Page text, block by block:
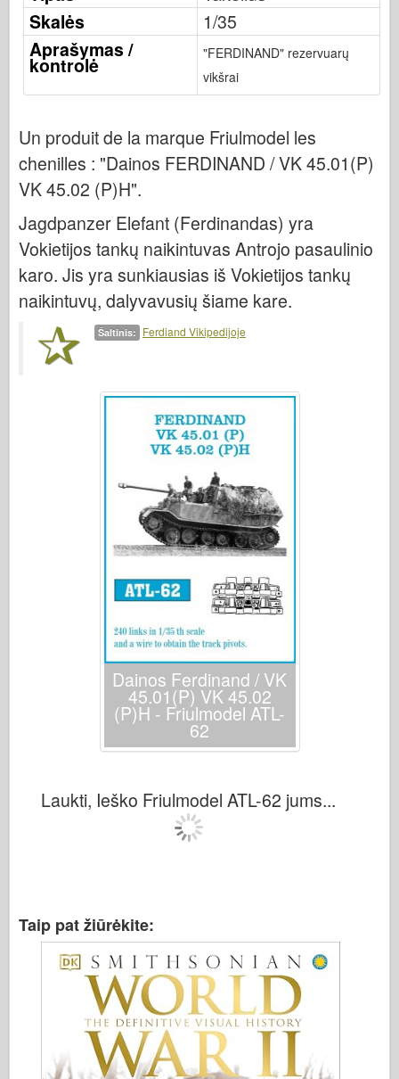
E.T. Modelis
Smulkios pelėsiai
Hasegawa provincija
Heleris
HobbyBoss provincija
IBG modeliai
Tcm
Italeri
Legenda
Meng modelis
Albumai-Nuotraukos
Vaikščioti aplink
Skalės
1/35
Aprašymas /
kontrolė
"FERDINAND" rezervuarų
vikšrai
Un produit de la marque Friulmodel les
chenilles : "Dainos FERDINAND / VK 45.01(P)
VK 45.02 (P)H".
Jagdpanzer Elefant (Ferdinandas) yra
Vokietijos tankų naikintuvas Antrojo pasaulinio
karo. Jis yra sunkiausias iš Vokietijos tankų
naikintuvų, dalyvavusių šiame kare.
Šaltinis: Ferdiand Vikipedijoje
Dainos Ferdinand / VK
45.01(P) VK 45.02
(P)H - Friulmodel ATL-
62
Laukti, Ieško Friulmodel ATL-62 jums...
Taip pat žiūrėkite: